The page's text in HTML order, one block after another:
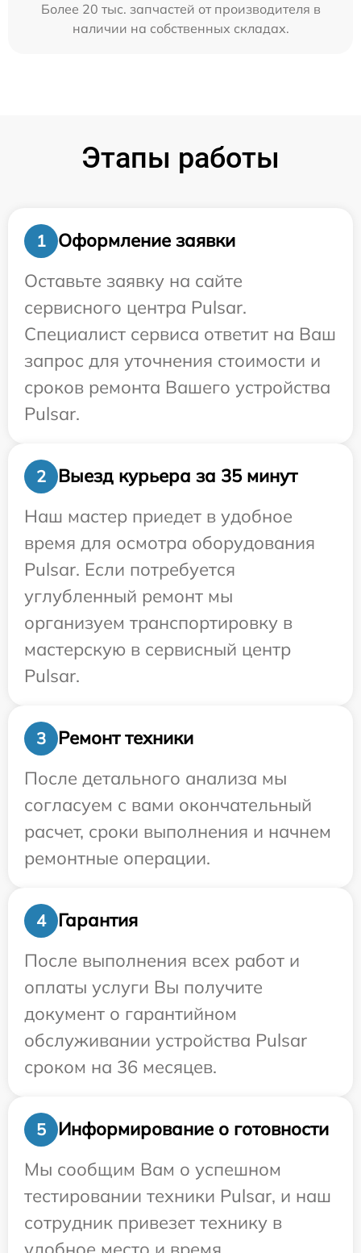
Более 20 тыс. запчастей от производителя в
наличии на собственных складах.
Этапы работы
1
Оформление заявки
Оставьте заявку на сайте
сервисного центра Pulsar.
Специалист сервиса ответит на Ваш
запрос для уточнения стоимости и
сроков ремонта Вашего устройства
Pulsar.
2
Выезд курьера за 35 минут
Наш мастер приедет в удобное
время для осмотра оборудования
Pulsar. Если потребуется
углубленный ремонт мы
организуем транспортировку в
мастерскую в сервисный центр
Pulsar.
3
Ремонт техники
После детального анализа мы
согласуем с вами окончательный
расчет, сроки выполнения и начнем
ремонтные операции.
4
Гарантия
После выполнения всех работ и
оплаты услуги Вы получите
документ о гарантийном
обслуживании устройства Pulsar
сроком на 36 месяцев.
5
Информирование о готовности
Мы сообщим Вам о успешном
тестировании техники Pulsar, и наш
сотрудник привезет технику в